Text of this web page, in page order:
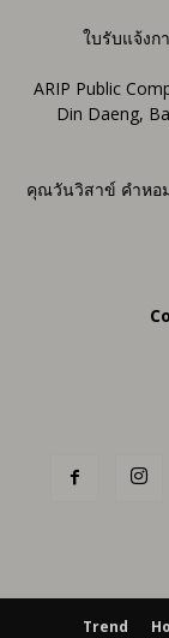
ใบรับแจ้งก
ARIP Public
Din Daeng,
คุณวันวิสาข์ คำหอ
Trend